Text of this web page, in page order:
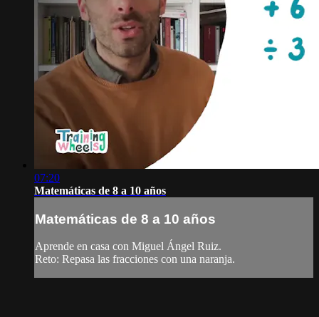
07:20
Matemáticas de 8 a 10 años
Matemáticas de 8 a 10 años
Aprende en casa con Miguel Ángel Ruiz.
Reto: Repasa las fracciones con una naranja.